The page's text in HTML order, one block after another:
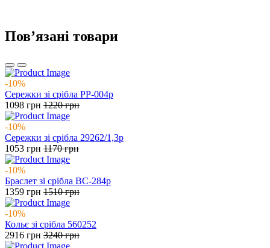
Повʼязані товари
-10%
Сережки зі срібла РР-004р
1098 грн 1220грн
-10%
Сережки зі срібла 29262/1,3р
1053 грн 1170грн
-10%
Браслет зі срібла ВС-284р
1359 грн 1510грн
-10%
Кольє зі срібла 560252
2916 грн 3240грн